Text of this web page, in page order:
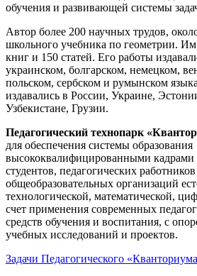
обучения и развивающей системы
Автор более 200 научных трудов,
школьного учебника по геометрии.
книг и 150 статей. Его работы
украинском, болгарском, немецком,
польском, сербском и румынском
издавались в России, Украине,
Узбекистане, Грузии.
Педагогический технопарк
для обеспечения системы образования
высококвалифицированными кадрами
студентов, педагогических
общеобразовательных организаций
технологической, математической,
счет применения современных
средств обучения и воспитания, с
учебных исследований и проектов.
Задачи Педагогического